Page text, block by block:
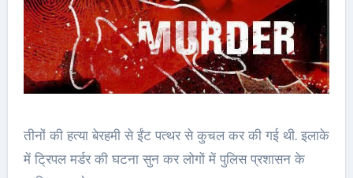
तीनों की हत्या बेरहमी से ईंट पत्थर से कुचल कर की गई थी. इलाके
में ट्रिपल मर्डर की घटना सुन कर लोगों में पुलिस प्रशासन के